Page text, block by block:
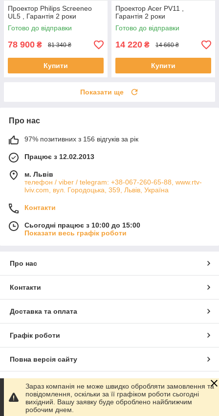
Проектор Philips Screeneo
UL5 , Гарантія 2 роки
Готово до відправки
78 900 ₴ 81 340 ₴
Купити
Проектор Acer PV11 ,
Гарантія 2 роки
Готово до відправки
14 220 ₴ 14 660 ₴
Купити
Показати ще
Про нас
97% позитивних з 156 відгуків за рік
Працює з 12.02.2013
м. Львів
телефон / viber / telegram: +38-067-260-65-88, www.rtv-
lviv.com, вул. Городоцька, 359, Львів, Україна
Контакти
Сьогодні працює з 10:00 до 15:00
Показати весь графік роботи
Про нас
Контакти
Доставка та оплата
Графік роботи
Повна версія сайту
Сайт створено на маркетплейсіProm.ua
Політика конфіденційності
Зараз компанія не може швидко обробляти замовлення та
повідомлення, оскільки за її графіком роботи сьогодні
вихідний. Вашу заявку буде оброблено найближчим
робочим днем.